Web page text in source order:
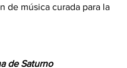
de música curada para la
de Saturno